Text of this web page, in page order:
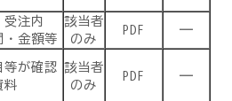
受注内
・金額等
該当者
のみ
PDF ―
等が確認
料
該当者
のみ
PDF ―